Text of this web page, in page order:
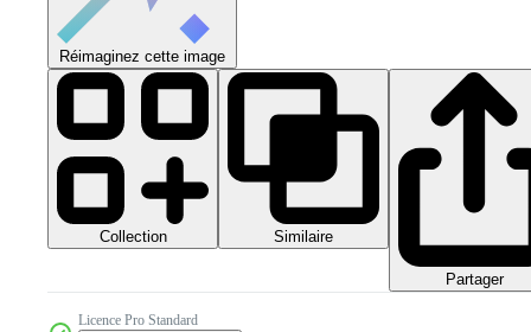
Réimaginez cette image
Collection Similaire
Partager
Licence Pro Standard